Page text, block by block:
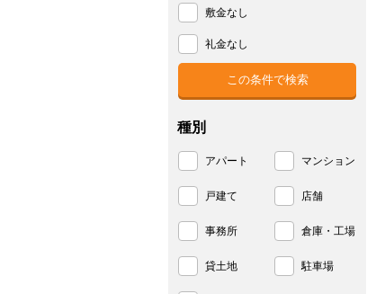
敷金なし
礼金なし
種別
アパート マンション
戸建て 店舗
事務所 倉庫・工場
貸土地 駐車場